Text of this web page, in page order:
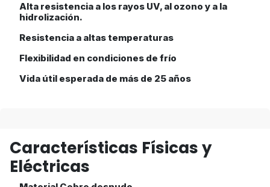
Alta resistencia a los rayos UV, al ozono y a la
hidrolización.
Resistencia a altas temperaturas
Flexibilidad en condiciones de frío
Vida útil esperada de más de 25 años
Características Físicas y
Eléctricas